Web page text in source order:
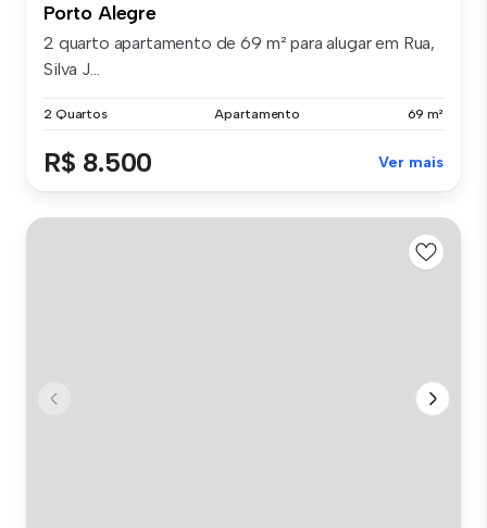
Porto Alegre
2 quarto apartamento de 69 m² para alugar em Rua,
Silva J...
2 Quartos Apartamento 69 m²
R$ 8.500 Ver mais